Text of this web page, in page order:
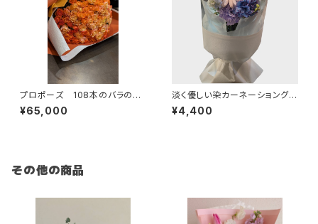
プロポーズ 108本のバラの花
束
¥65,000
淡く優しい染カーネーショングラ
デーションが素敵！ 送料別
¥4,400
その他の商品